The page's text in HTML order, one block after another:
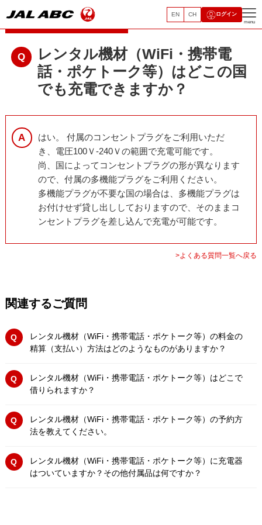
EN CH ログイン
menu
レンタルモバイルサービス
レンタル機材（WiFi・携帯電
話・ポケトーク等）はどこの国
でも充電できますか？
はい。 付属のコンセントプラグをご利用いただ
き、電圧100Ｖ-240Ｖの範囲で充電可能です。
尚、国によってコンセントプラグの形が異なります
ので、付属の多機能プラグをご利用ください。
多機能プラグが不要な国の場合は、多機能プラグは
お付けせず貸し出ししておりますので、そのままコ
ンセントプラグを差し込んで充電が可能です。
>よくある質問一覧へ戻る
関連するご質問
レンタル機材（WiFi・携帯電話・ポケトーク等）の料金の
精算（支払い）方法はどのようなものがありますか？
レンタル機材（WiFi・携帯電話・ポケトーク等）はどこで
借りられますか？
レンタル機材（WiFi・携帯電話・ポケトーク等）の予約方
法を教えてください。
レンタル機材（WiFi・携帯電話・ポケトーク等）に充電器
はついていますか？その他付属品は何ですか？